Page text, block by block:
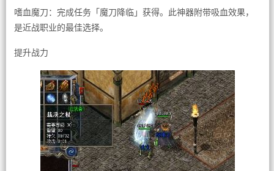
嗜血魔刀：完成任务「魔刀降临」获得。此神器附带吸血效果，
是近战职业的最佳选择。
提升战力